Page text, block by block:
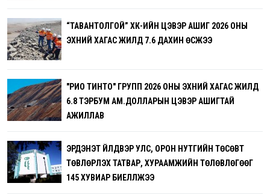
“ТАВАНТОЛГОЙ” ХК-ИЙН ЦЭВЭР АШИГ 2026 ОНЫ
ЭХНИЙ ХАГАС ЖИЛД 7.6 ДАХИН ӨСЖЭЭ
"РИО ТИНТО" ГРУПП 2026 ОНЫ ЭХНИЙ ХАГАС ЖИЛД
6.8 ТЭРБУМ АМ.ДОЛЛАРЫН ЦЭВЭР АШИГТАЙ
АЖИЛЛАВ
ЭРДЭНЭТ ҮЙЛДВЭР УЛС, ОРОН НУТГИЙН ТӨСӨВТ
ТӨВЛӨРҮҮЛЭХ ТАТВАР, ХУРААМЖИЙН ТӨЛӨВЛӨГӨӨГ
145 ХУВИАР БИЕЛҮҮЛЖЭЭ